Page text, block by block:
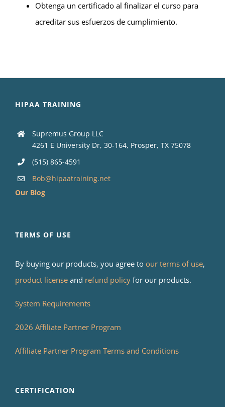
Obtenga un certificado al finalizar el curso para
acreditar sus esfuerzos de cumplimiento.
HIPAA TRAINING
Supremus Group LLC
4261 E University Dr, 30-164, Prosper, TX 75078
(515) 865-4591
Bob@hipaatraining.net
Our Blog
TERMS OF USE
By buying our products, you agree to our terms of use,
product license and refund policy for our products.
System Requirements
2026 Affiliate Partner Program
Affiliate Partner Program Terms and Conditions
CERTIFICATION